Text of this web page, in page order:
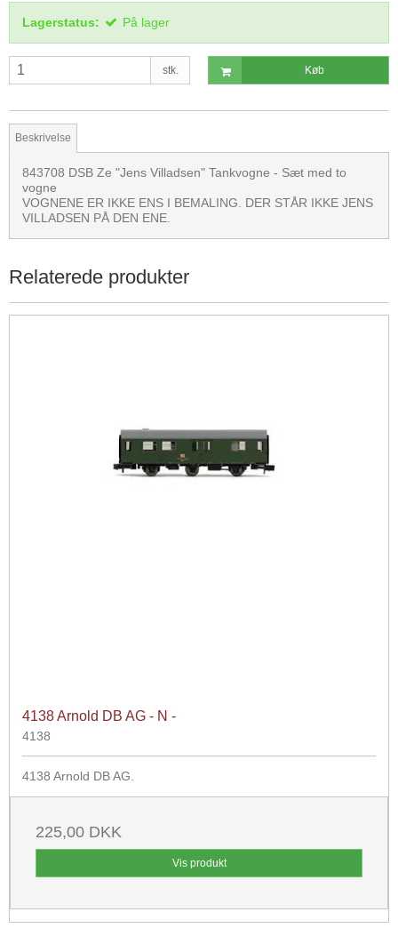
Lagerstatus: På lager
stk. Køb
Beskrivelse
843708 DSB Ze "Jens Villadsen" Tankvogne - Sæt med to
vogne
VOGNENE ER IKKE ENS I BEMALING. DER STÅR IKKE JENS
VILLADSEN PÅ DEN ENE.
Relaterede produkter
4138 Arnold DB AG - N -
4138
4138 Arnold DB AG.
225,00 DKK
Vis produkt